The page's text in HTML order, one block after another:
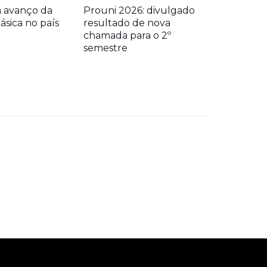
avanço da
no país
Prouni 2026: divulgado
resultado de nova
chamada para o 2º
semestre